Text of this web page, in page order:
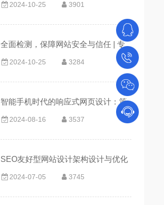
重要性
2024-10-25 3901
全面检测，保障网站安全与信任 | 专
业网站维护服务的重要性
2024-10-25 3284
智能手机时代的响应式网页设计：策
略与发展
2024-08-16 3537
SEO友好型网站设计架构设计与优化
2024-07-05 3745